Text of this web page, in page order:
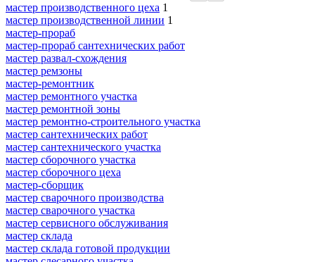
мастер производственного цеха 1
мастер производственной линии 1
мастер-прораб
мастер-прораб сантехнических работ
мастер развал-схождения
мастер ремзоны
мастер-ремонтник
мастер ремонтного участка
мастер ремонтной зоны
мастер ремонтно-строительного участка
мастер сантехнических работ
мастер сантехнического участка
мастер сборочного участка
мастер сборочного цеха
мастер-сборщик
мастер сварочного производства
мастер сварочного участка
мастер сервисного обслуживания
мастер склада
мастер склада готовой продукции